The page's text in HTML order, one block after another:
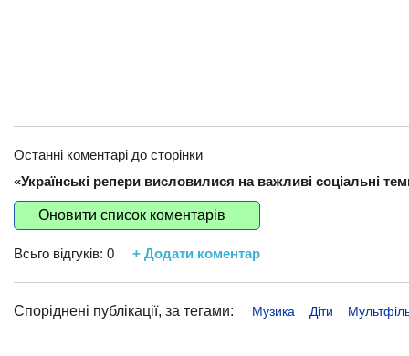
Останні коментарі до сторінки
«Українські репери висловилися на важливі соціальні
Оновити список коментарів
Всьго відгуків: 0 + Додати коментар
Споріднені публікації, за тегами: Музика Діти